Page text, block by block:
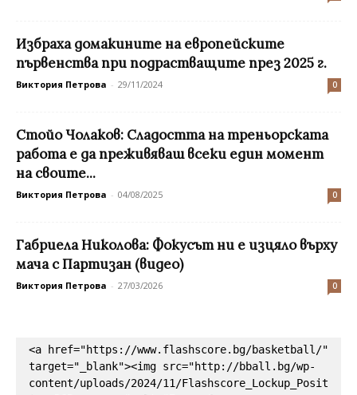
Избраха домакините на европейските
първенства при подрастващите през 2025 г.
Виктория Петрова - 29/11/2024 0
Стойо Чолаков: Сладостта на треньорската
работа е да преживяваш всеки един момент
на своите...
Виктория Петрова - 04/08/2025 0
Габриела Николова: Фокусът ни е изцяло върху
мача с Партизан (видео)
Виктория Петрова - 27/03/2026 0
<a href="https://www.flashscore.bg/basketball/"
target="_blank"><img src="http://bball.bg/wp-
content/uploads/2024/11/Flashscore_Lockup_Posit